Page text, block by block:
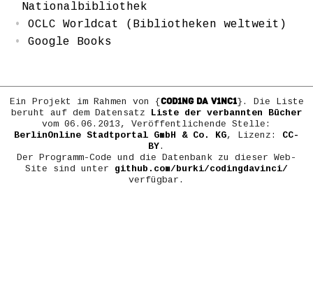
Nationalbibliothek
OCLC Worldcat (Bibliotheken weltweit)
Google Books
Ein Projekt im Rahmen von {COD1NG DA V1NC1}. Die Liste
beruht auf dem Datensatz Liste der verbannten Bücher
vom 06.06.2013, Veröffentlichende Stelle:
BerlinOnline Stadtportal GmbH & Co. KG, Lizenz: CC-
BY.
Der Programm-Code und die Datenbank zu dieser Web-
Site sind unter github.com/burki/codingdavinci/
verfügbar.